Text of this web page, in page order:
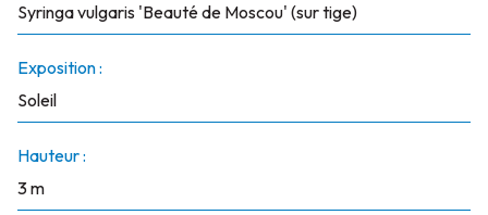
Syringa vulgaris 'Beauté de Moscou' (sur tige)
Exposition :
Soleil
Hauteur :
3 m